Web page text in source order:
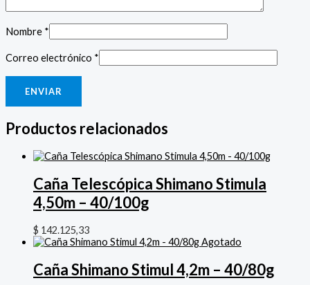
Nombre *
Correo electrónico *
Productos relacionados
Caña Telescópica Shimano Stimula
4,50m – 40/100g
$ 142.125,33
Agotado
Caña Shimano Stimul 4,2m – 40/80g